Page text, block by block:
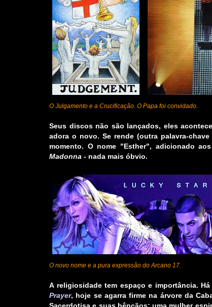
O Julgamento e a Crucificação. O Papa foi convidado.
Seus discos não são lançados, eles
adora o novo. Se rende (outra palavra-
momento. O nome "Esther", adicionado
Madonna - nada mais óbvio.
O novo nome e a pura expressão do Arcano 17.
A religiosidade tem espaço e importância.
Prayer, hoje se agarra firme na árvore da